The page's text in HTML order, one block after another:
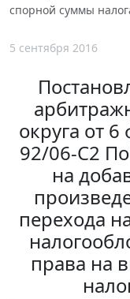
спорной суммы
5 сентября 2016
округа от
92/06-С2
на
перехода
права на